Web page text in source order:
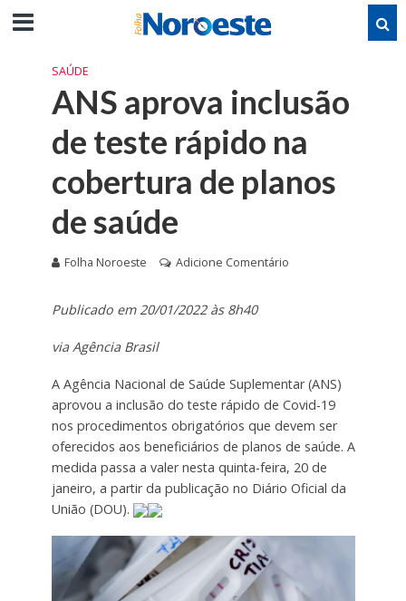
SAÚDE
ANS aprova inclusão
de teste rápido na
cobertura de planos
de saúde
Folha Noroeste Adicione Comentário
Publicado em 20/01/2022 às 8h40
via Agência Brasil
A Agência Nacional de Saúde Suplementar (ANS)
aprovou a inclusão do teste rápido de Covid-19
nos procedimentos obrigatórios que devem ser
oferecidos aos beneficiários de planos de saúde. A
medida passa a valer nesta quinta-feira, 20 de
janeiro, a partir da publicação no Diário Oficial da
União (DOU).